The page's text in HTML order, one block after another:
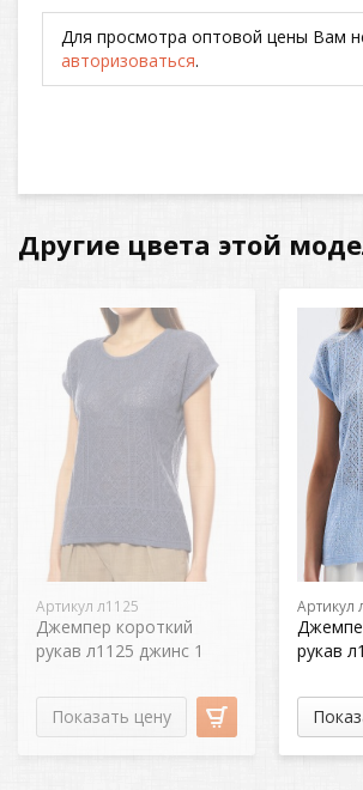
Для просмотра оптовой цены Вам
авторизоваться.
Другие цвета этой
Артикул л1125
Джемпер короткий
рукав л1125 джинс 1
Показать цену
Артикул
рукав